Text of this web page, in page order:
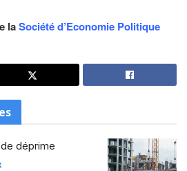
laSociété d’Economie Politique
déprime